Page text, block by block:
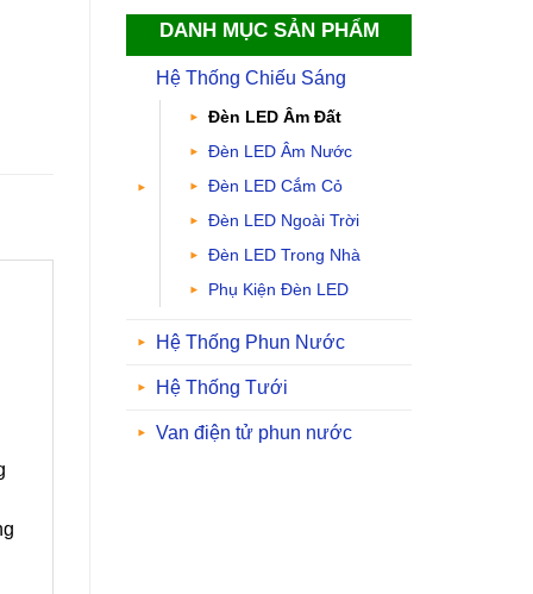
DANH MỤC SẢN PHẨM
Hệ Thống Chiếu Sáng
Đèn LED Âm Đất
Đèn LED Âm Nước
Đèn LED Cắm Cỏ
Đèn LED Ngoài Trời
Đèn LED Trong Nhà
Phụ Kiện Đèn LED
Hệ Thống Phun Nước
Hệ Thống Tưới
Van điện tử phun nước